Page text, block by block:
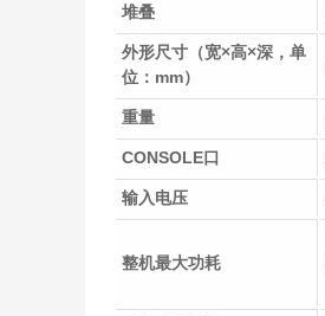
堆叠
外形尺寸（宽×高×深，单
位：mm）
重量
CONSOLE口
输入电压
整机最大功耗